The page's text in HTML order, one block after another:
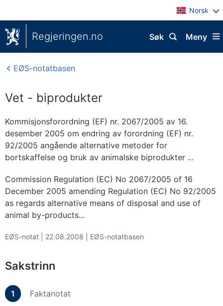
Norsk
Regjeringen.no Meny
Søk
EØS-notatbasen
Vet - biprodukter
Kommisjonsforordning (EF) nr. 2067/2005 av 16.
desember 2005 om endring av forordning (EF) nr.
92/2005 angående alternative metoder for
bortskaffelse og bruk av animalske biprodukter ...
Commission Regulation (EC) No 2067/2005 of 16
December 2005 amending Regulation (EC) No 92/2005
as regards alternative means of disposal and use of
animal by-products...
EØS-notat | 22.08.2008 EØS-notatbasen
Sakstrinn
Faktanotat